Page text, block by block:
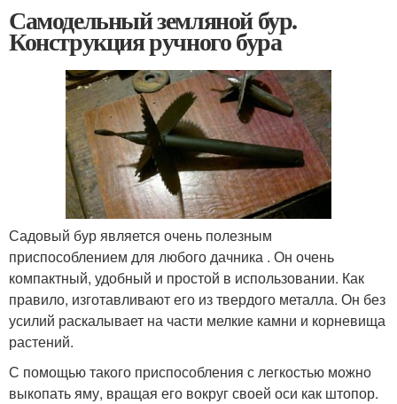
Самодельный земляной бур.
Конструкция ручного бура
Садовый бур является очень полезным
приспособлением для любого дачника . Он очень
компактный, удобный и простой в использовании. Как
правило, изготавливают его из твердого металла. Он без
усилий раскалывает на части мелкие камни и корневища
растений.
С помощью такого приспособления с легкостью можно
выкопать яму, вращая его вокруг своей оси как штопор.